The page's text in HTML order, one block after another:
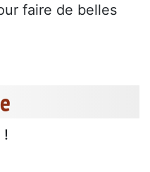
faire de belles
!